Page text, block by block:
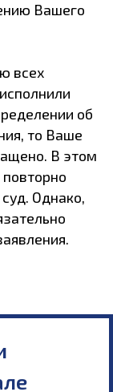
Вашего
всех
об
то Ваше
В этом
Однако,